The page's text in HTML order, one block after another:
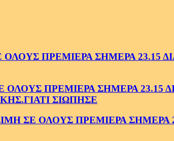
ΠΡΕΜΙΕΡΑ ΣΗΜΕΡΑ 23.15
ΠΡΕΜΙΕΡΑ ΣΗΜΕΡΑ 23.15
ΣΙΩΠΗΣΕ
ΣΕ ΟΛΟΥΣ ΠΡΕΜΙΕΡΑ ΣΗΜΕΡΑ